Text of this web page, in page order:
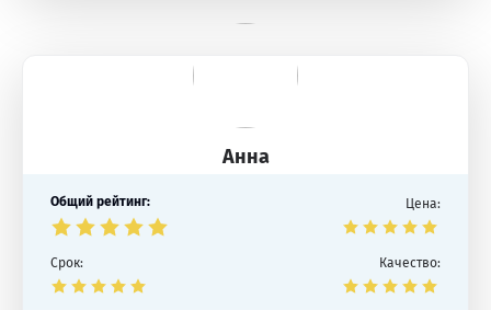
Анна
Общий рейтинг: Цена:
Срок: Качество: